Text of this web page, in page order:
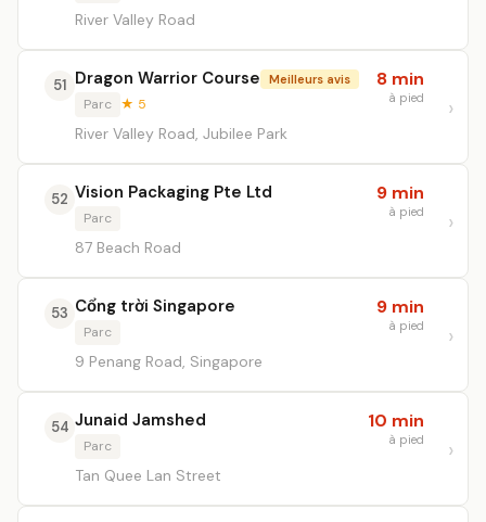
River Valley Road
51 Dragon Warrior Course Meilleurs avis
Parc ★ 5
River Valley Road, Jubilee Park
8 min
à pied
52 Vision Packaging Pte Ltd
Parc
87 Beach Road
9 min
à pied
53 Cổng trời Singapore
Parc
9 Penang Road, Singapore
9 min
à pied
54 Junaid Jamshed
Parc
Tan Quee Lan Street
10 min
à pied